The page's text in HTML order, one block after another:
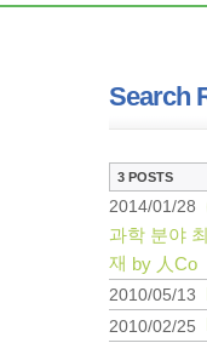
Search
3 POSTS
2014/01/28
과학 분야
재 by 人Co
2010/05/13
2010/02/25